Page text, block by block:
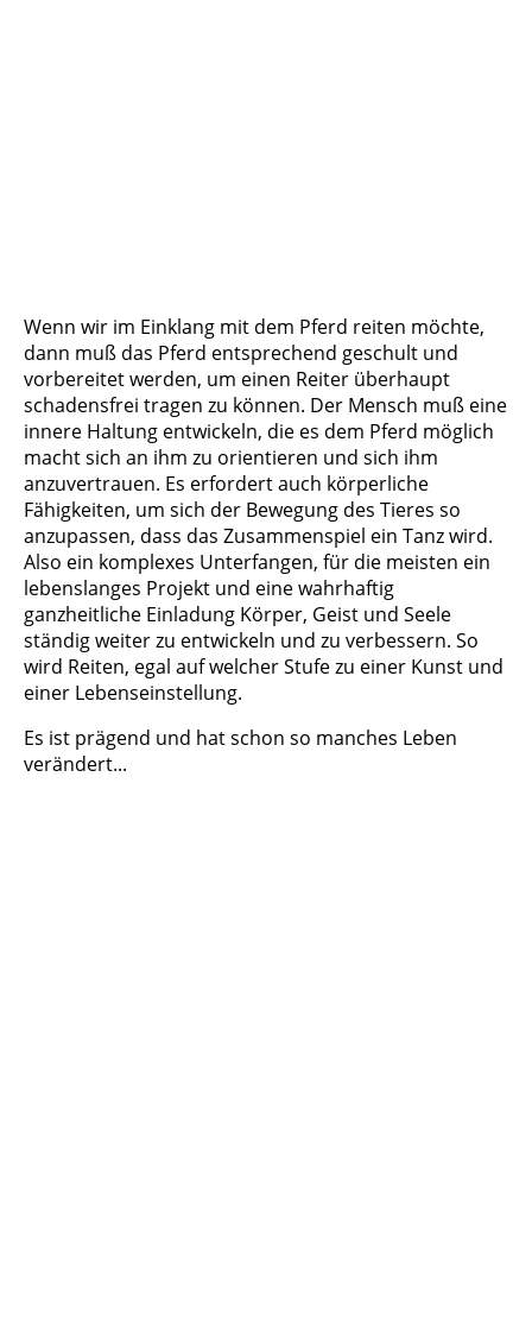
Wenn wir im Einklang mit dem Pferd reiten möchte,
dann muß das Pferd entsprechend geschult und
vorbereitet werden, um einen Reiter überhaupt
schadensfrei tragen zu können. Der Mensch muß eine
innere Haltung entwickeln, die es dem Pferd möglich
macht sich an ihm zu orientieren und sich ihm
anzuvertrauen. Es erfordert auch körperliche
Fähigkeiten, um sich der Bewegung des Tieres so
anzupassen, dass das Zusammenspiel ein Tanz wird.
Also ein komplexes Unterfangen, für die meisten ein
lebenslanges Projekt und eine wahrhaftig
ganzheitliche Einladung Körper, Geist und Seele
ständig weiter zu entwickeln und zu verbessern. So
wird Reiten, egal auf welcher Stufe zu einer Kunst und
einer Lebenseinstellung.
Es ist prägend und hat schon so manches Leben
verändert...